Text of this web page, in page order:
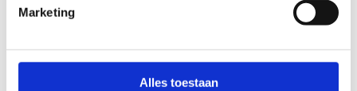
Marketing
Alles toestaan